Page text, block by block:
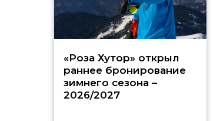
«Роза Хутор» открыл
раннее бронирование
зимнего сезона –
2026/2027